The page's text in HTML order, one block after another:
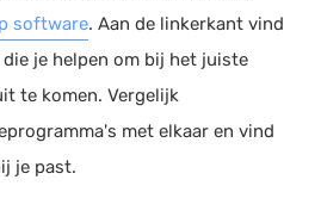
software. Aan de linkerkant vind
je helpen om bij het juiste
te komen. Vergelijk
met elkaar en vind
je past.